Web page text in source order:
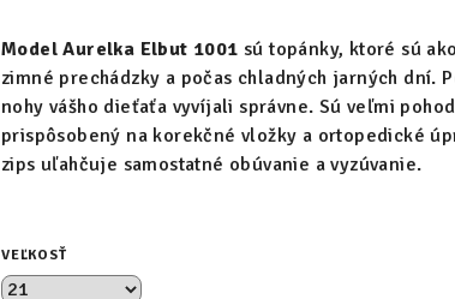
Model Aurelka Elbut 1001 sú topánky, ktoré sú
zimné prechádzky a počas chladných jarných dní.
nohy vášho dieťaťa vyvíjali správne. Sú veľmi
prispôsobený na korekčné vložky a ortopedické
zips uľahčuje samostatné obúvanie a vyzúvanie.
VEĽKOSŤ